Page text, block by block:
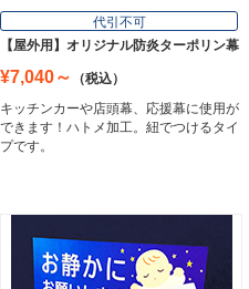
代引不可
【屋外用】オリジナル防炎ターポリン幕
¥7,040～
（税込）
キッチンカーや店頭幕、応援幕に使用が
できます！ハトメ加工。紐でつけるタイ
プです。